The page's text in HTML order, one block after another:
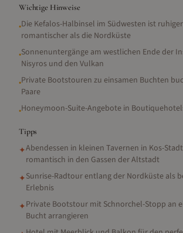
Wichtige Hinweise
•Die Kefalos-Halbinsel im Südwesten ist
romantischer als die Nordküste
•Sonnenuntergänge am westlichen Ende der
Nisyros und den Vulkan
•Private Bootstouren zu einsamen Buchten
Paare
•Honeymoon-Suite-Angebote in
Tipps
✦Abendessen in kleinen Tavernen in Kos-
romantisch in den Gassen der Altstadt
✦Sunrise-Radtour entlang der Nordküste als
Erlebnis
✦Private Bootstour mit Schnorchel-Stopp an
Bucht arrangieren